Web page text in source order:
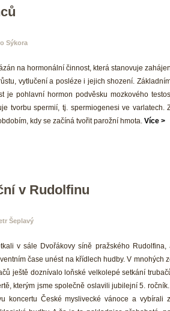
Sýkora
na hormonální činnost, která stanovuje
vytlučení a posléze i jejich shození.
je pohlavní hormon podvěsku mozkového
tvorbu spermií, tj. spermiogenesi ve varlatech.
kdy se začíná tvořit parožní hmota. Více >
v Rudolfinu
Šeplavý
v sále Dvořákovy síně pražského Rudolfina,
čase unést na křídlech hudby. V mnohých
ještě doznívalo loňské velkolepé setkání
kterým jsme společně oslavili jubilejní 5.
koncertu České myslivecké vánoce a vybírali